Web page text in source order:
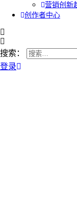
营销创新
创作者中心
搜索：
登录